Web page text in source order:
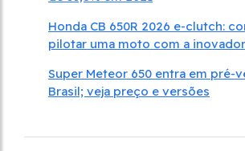
Honda CB 650R 2026 e-clutch:
pilotar uma moto com a
Super Meteor 650 entra em pré-
Brasil; veja preço e versões